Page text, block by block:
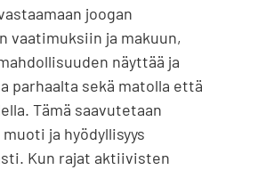
joogan
vaatimuksiin ja makuun,
näyttää ja
parhaalta sekä matolla että
Tämä saavutetaan
ja hyödyllisyys
Kun rajat aktiivisten